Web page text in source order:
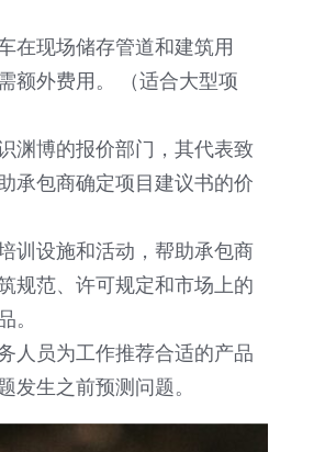
在现场储存管道和建筑用
额外费用。 （适合大型项
渊博的报价部门，其代表致
承包商确定项目建议书的价
训设施和活动，帮助承包商
规范、许可规定和市场上的
。
人员为工作推荐合适的产品
发生之前预测问题。